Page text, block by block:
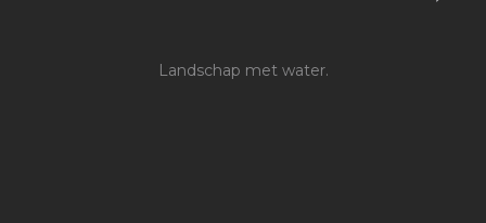
Landschap met water.